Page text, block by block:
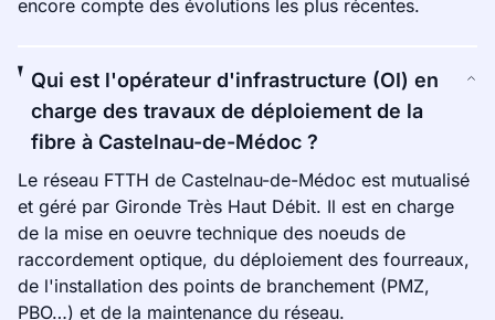
encore compte des évolutions les plus récentes.
Qui est l'opérateur d'infrastructure (OI) en
charge des travaux de déploiement de la
fibre à Castelnau-de-Médoc ?
Le réseau FTTH de Castelnau-de-Médoc est mutualisé
et géré par Gironde Très Haut Débit. Il est en charge
de la mise en oeuvre technique des noeuds de
raccordement optique, du déploiement des fourreaux,
de l'installation des points de branchement (PMZ,
PBO…) et de la maintenance du réseau.